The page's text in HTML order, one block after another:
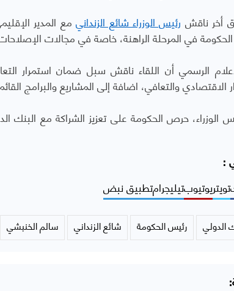
أخر ناقش رئيس الوزراء شائع الزندانيمع المدير
في المرحلة الراهنة، خاصة في مجالات
الرسمي أن اللقاء ناقش سبل ضمان استمرار
الاقتصادي والتعافي، اضافة إلى المشاريع والبرامج
الوزراء، حرص الحكومة على تعزيز الشراكة مع البنك
:
تويتريوتيوبتيليجرامتطبيق نبض
الدولي رئيس الحكومة شائع الزنداني سالم الخنبشي